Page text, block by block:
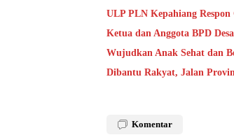
ULP PLN Kepahiang
Ketua dan Anggota BPD
Wujudkan Anak Sehat dan
Dibantu Rakyat, Jalan
Komentar